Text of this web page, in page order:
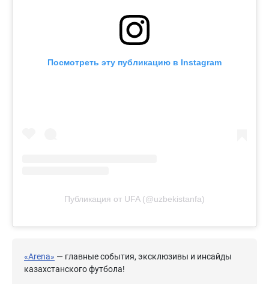
Посмотреть эту публикацию в Instagram
Публикация от UFA (@uzbekistanfa)
«Arena» — главные события, эксклюзивы и инсайды
казахстанского футбола!